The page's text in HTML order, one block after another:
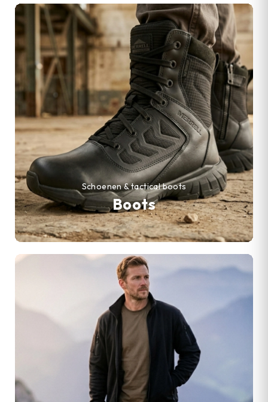
Boots
Schoenen & tactical boots